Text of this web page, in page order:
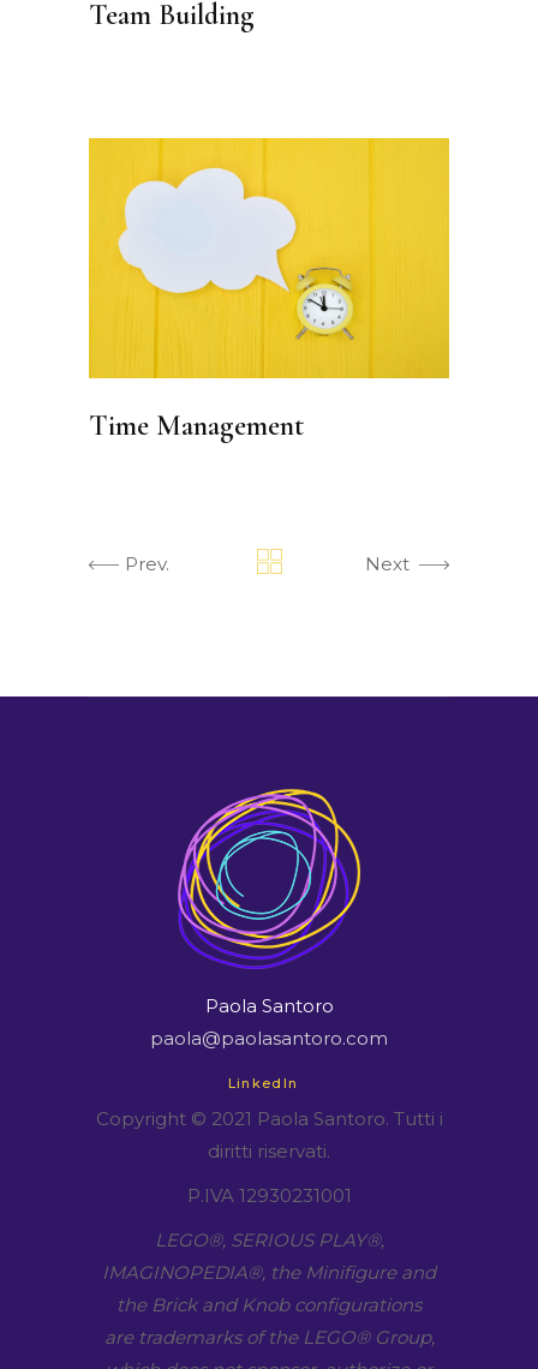
Team Building
Time Management
Prev. Next
Paola Santoro
paola@paolasantoro.com
LinkedIn
Copyright © 2021 Paola Santoro. Tutti i
diritti riservati.
P.IVA 12930231001
LEGO​®, SERIOUS PLAY​®,
IMAGINOPEDIA​®, the Minifigure and
the Brick and Knob configurations
are trademarks of the LEGO​® Group,